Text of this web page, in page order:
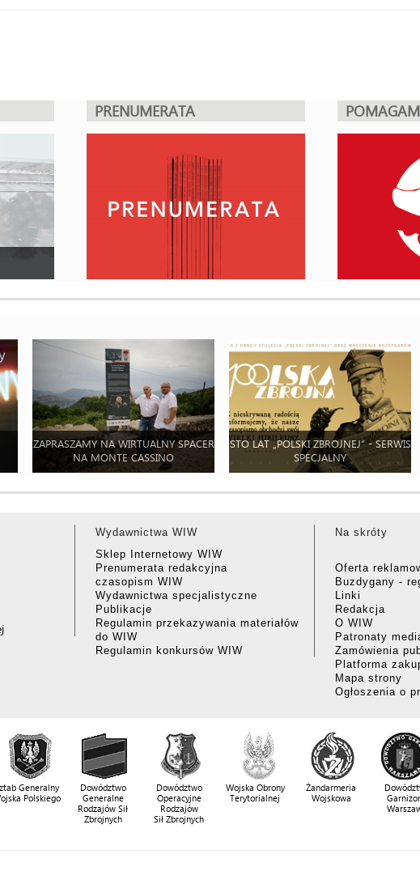
PRENUMERATA
ZAPRASZAMY NA WIRTUALNY SPACER
NA MONTE CASSINO
STO LAT „POLSKI ZBROJNEJ” - SERWIS
SPECJALNY
Wydawnictwa WIW
Sklep Internetowy WIW
Prenumerata redakcyjna
czasopism WIW
Wydawnictwa specjalistyczne
Publikacje
Regulamin przekazywania materiałów
do WIW
Regulamin konkursów WIW
Na skróty
Oferta
Buzdygany -
Linki
Redakcja
O WIW
Patronaty
Zamówienia
Platforma
Mapa strony
Ogłoszenia o
Generalny
Polskiego
Dowództwo
Generalne
Rodzajów Sił
Zbrojnych
Dowództwo
Operacyjne
Rodzajów
Sił Zbrojnych
Wojska Obrony
Terytorialnej
Żandarmeria
Wojskowa